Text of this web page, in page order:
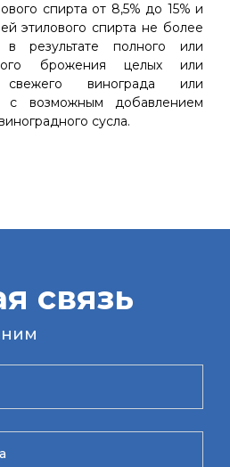
спирта от 8,5% до 15% и
этилового спирта не более
в результате полного или
брожения целых или
винограда или
с возможным добавлением
сусла.
связь